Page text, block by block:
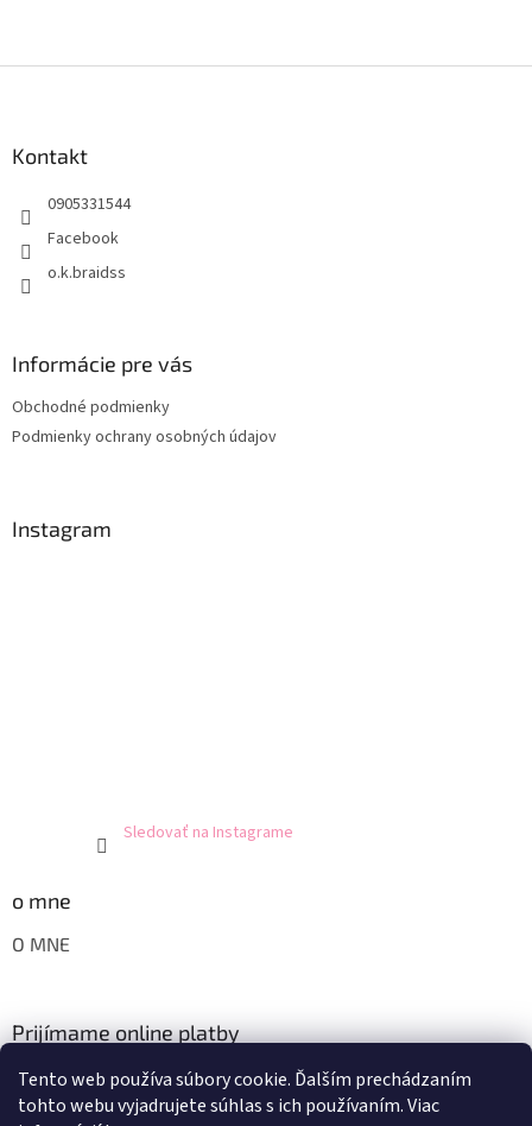
Tento web používa súbory cookie. Ďalším prechádzaním
tohto webu vyjadrujete súhlas s ich používaním. Viac
Kontakt
0905331544
Facebook
o.k.braidss
Informácie pre vás
Obchodné podmienky
Podmienky ochrany osobných údajov
Instagram
Sledovať na Instagrame
o mne
O MNE
Prijímame online platby